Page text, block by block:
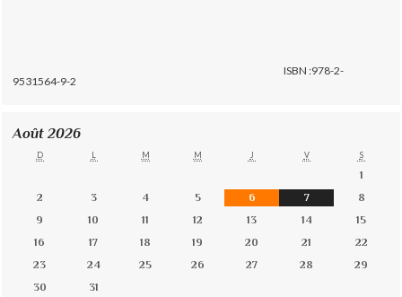
ISBN :978-2-
9531564-9-2
Août 2026
D L M M J V S
1
2
3 4 5 6 7
8
9
10 11 12 13 14
15
16
17 18 19 20 21
22
23
24 25 26 27 28
29
30
31